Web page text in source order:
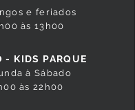
e feriados
às 13h00
- KIDS PARQUE
à Sábado
às 22h00